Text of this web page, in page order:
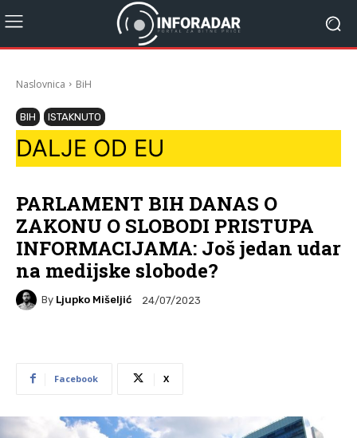
Naslovnica BiH
BIH ISTAKNUTO
DALJE OD EU
PARLAMENT BIH DANAS O
ZAKONU O SLOBODI PRISTUPA
INFORMACIJAMA: Još jedan udar
na medijske slobode?
By Ljupko Mišeljić 24/07/2023
Facebook X